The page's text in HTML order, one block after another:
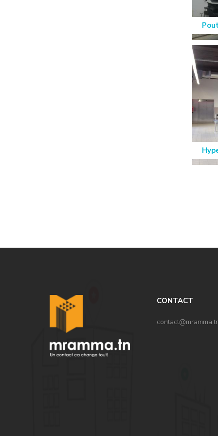
CONTACT
contact@mramma.t